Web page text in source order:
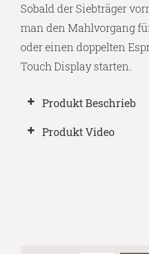
Sobald der Siebträger
man den Mahlvorgang
oder einen doppelten
Touch Display starten.
Produkt Beschrieb
Produkt Video